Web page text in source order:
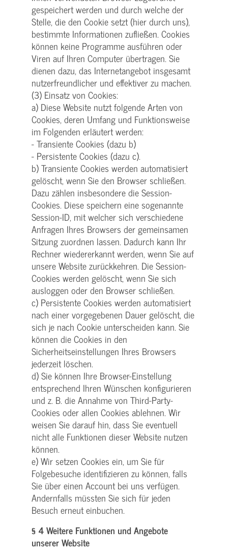
gespeichert werden und durch welche der
Stelle, die den Cookie setzt (hier durch uns),
bestimmte Informationen zufließen. Cookies
können keine Programme ausführen oder
Viren auf Ihren Computer übertragen. Sie
dienen dazu, das Internetangebot insgesamt
nutzerfreundlicher und effektiver zu machen.
(3) Einsatz von Cookies:
a) Diese Website nutzt folgende Arten von
Cookies, deren Umfang und Funktionsweise
im Folgenden erläutert werden:
- Transiente Cookies (dazu b)
- Persistente Cookies (dazu c).
b) Transiente Cookies werden automatisiert
gelöscht, wenn Sie den Browser schließen.
Dazu zählen insbesondere die Session-
Cookies. Diese speichern eine sogenannte
Session-ID, mit welcher sich verschiedene
Anfragen Ihres Browsers der gemeinsamen
Sitzung zuordnen lassen. Dadurch kann Ihr
Rechner wiedererkannt werden, wenn Sie auf
unsere Website zurückkehren. Die Session-
Cookies werden gelöscht, wenn Sie sich
ausloggen oder den Browser schließen.
c) Persistente Cookies werden automatisiert
nach einer vorgegebenen Dauer gelöscht, die
sich je nach Cookie unterscheiden kann. Sie
können die Cookies in den
Sicherheitseinstellungen Ihres Browsers
jederzeit löschen.
d) Sie können Ihre Browser-Einstellung
entsprechend Ihren Wünschen konfigurieren
und z. B. die Annahme von Third-Party-
Cookies oder allen Cookies ablehnen. Wir
weisen Sie darauf hin, dass Sie eventuell
nicht alle Funktionen dieser Website nutzen
können.
e) Wir setzen Cookies ein, um Sie für
Folgebesuche identifizieren zu können, falls
Sie über einen Account bei uns verfügen.
Andernfalls müssten Sie sich für jeden
Besuch erneut einbuchen.
§ 4 Weitere Funktionen und Angebote
unserer Website